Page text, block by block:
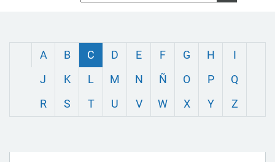
A B C D E F G H
I
J
K L M N Ñ O P
Q
R
S T U V W X Y Z